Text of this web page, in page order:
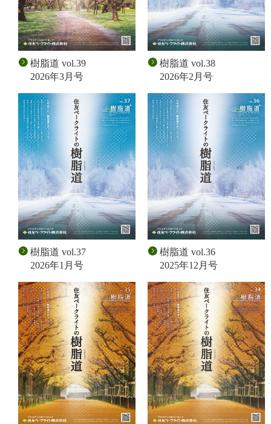
樹脂道 vol.39
2026年3月号
樹脂道 vol.38
2026年2月号
樹脂道 vol.37
2026年1月号
樹脂道 vol.36
2025年12月号